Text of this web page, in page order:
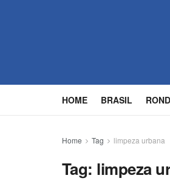
HOME BRASIL
Home Tag limpeza urbana
Tag: limpeza